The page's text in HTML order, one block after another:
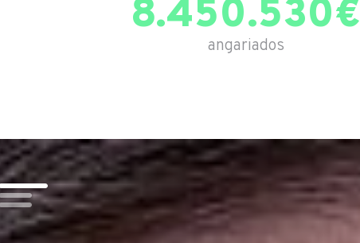
8.450.530€
angariados